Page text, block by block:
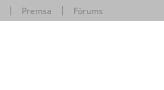
Premsa Fòrums